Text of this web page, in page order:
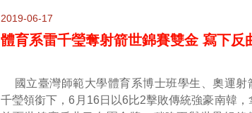
2019-06-17
體育系雷千瑩奪射箭世錦賽雙金 寫下反
國立臺灣師範大學體育系博士班學生、奧運射
千瑩領銜下，6月16日以6比2擊敗傳統強豪南韓，